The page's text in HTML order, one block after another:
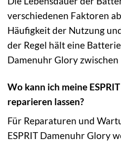
verschiedenen Faktoren
Häufigkeit der Nutzung
der Regel hält eine
Damenuhr Glory zwischen
Wo kann ich meine
reparieren lassen?
Für Reparaturen und
ESPRIT Damenuhr Glory